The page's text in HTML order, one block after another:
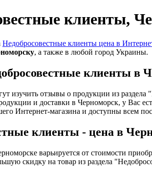
клиенты,
Недобросовестные клиенты цена в
, а также в любой город Украины.
клиенты в
изучить отзывы о продукции из
и доставки в Черноморск, у Вас
Интернет-магазина и доступны всем
клиенты - цена в
варьируется от стоимости
скидку на товар из раздела